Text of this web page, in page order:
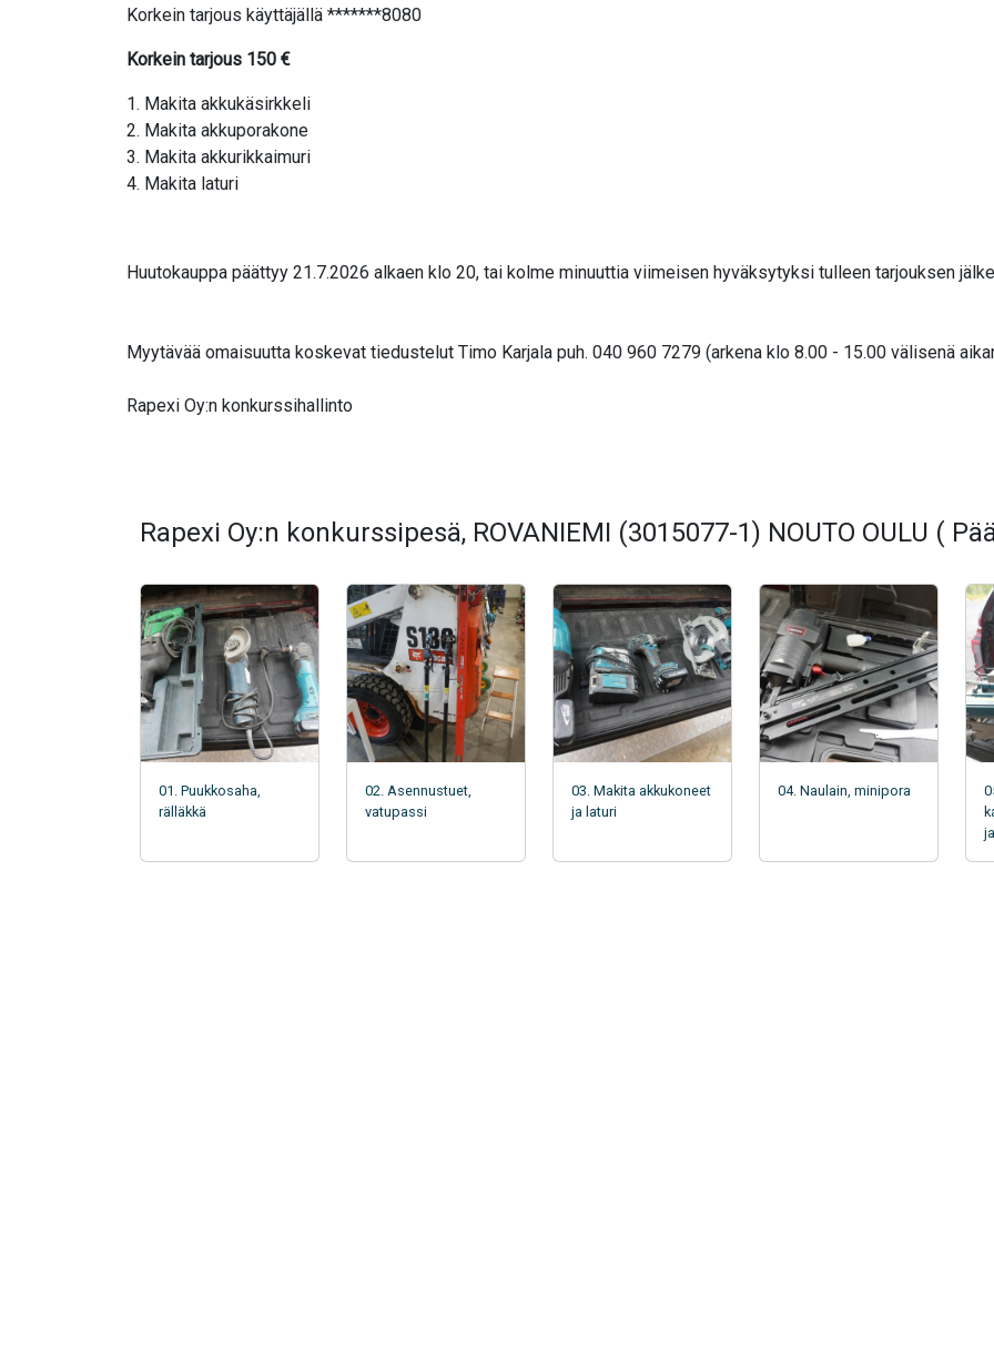
Korkein tarjous käyttäjällä *******8080
Korkein tarjous 150 €
1. Makita akkukäsirkkeli
2. Makita akkuporakone
3. Makita akkurikkaimuri
4. Makita laturi
Huutokauppa päättyy 21.7.2026 alkaen klo 20, tai kolme minuuttia viimeisen hyväksytyksi tulleen tarjouksen
Myytävää omaisuutta koskevat tiedustelut Timo Karjala puh. 040 960 7279 (arkena klo 8.00 - 15.00 välisenä
Rapexi Oy:n konkurssihallinto
Rapexi Oy:n konkurssipesä, ROVANIEMI (3015077-1) NOUTO OULU (
01. Puukkosaha,
rälläkkä
02. Asennustuet,
vatupassi
03. Makita akkukoneet
ja laturi
04. Naulain, minipora